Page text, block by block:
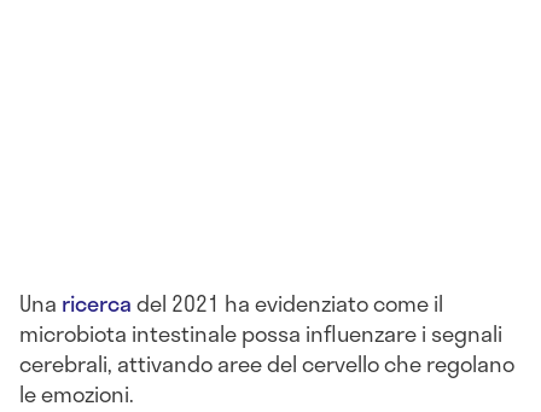
Una ricercadel 2021 ha evidenziato come il
microbiota intestinale possa influenzare i segnali
cerebrali, attivando aree del cervello che regolano
le emozioni.